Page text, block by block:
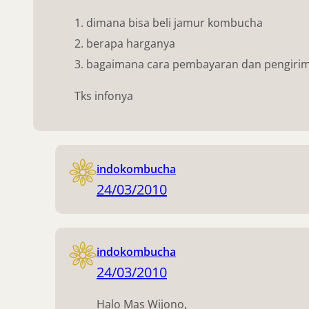
1. dimana bisa beli jamur kombucha
2. berapa harganya
3. bagaimana cara pembayaran dan
Tks infonya
indokombucha
24/03/2010
indokombucha
24/03/2010
Halo Mas Wijono,